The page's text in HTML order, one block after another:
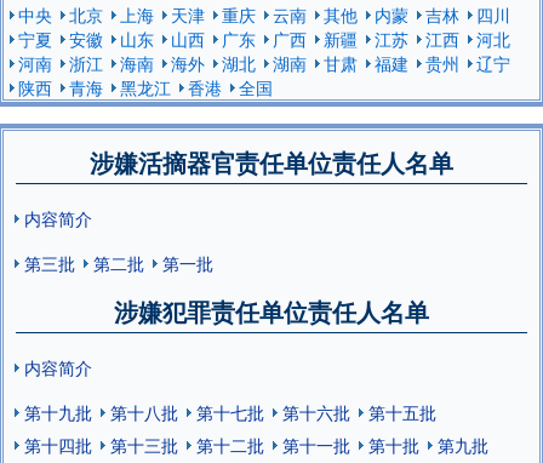
中央 北京 上海 天津 重庆 云南 其他 内蒙 吉林
四川
宁夏
安徽 山东 山西 广东 广西 新疆 江苏 江西
河北
河南
浙江 海南 海外 湖北 湖南 甘肃 福建 贵州
辽宁
陕西
青海 黑龙江 香港 全国
涉嫌活摘器官责任单位责任人名单
内容简介
第三批
第二批 第一批
涉嫌犯罪责任单位责任人名单
内容简介
第十九批
第十八批 第十七批 第十六批
第十五批
第十四批
第十三批 第十二批 第十一批 第十批
第九批